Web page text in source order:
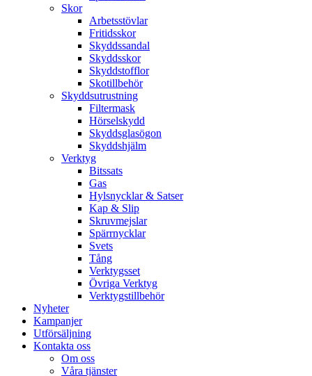
Skor
Arbetsstövlar
Fritidsskor
Skyddssandal
Skyddsskor
Skyddstofflor
Skotillbehör
Skyddsutrustning
Filtermask
Hörselskydd
Skyddsglasögon
Skyddshjälm
Verktyg
Bitssats
Gas
Hylsnycklar & Satser
Kap & Slip
Skruvmejslar
Spärrnycklar
Svets
Tång
Verktygsset
Övriga Verktyg
Verktygstillbehör
Nyheter
Kampanjer
Utförsäljning
Kontakta oss
Om oss
Våra tjänster